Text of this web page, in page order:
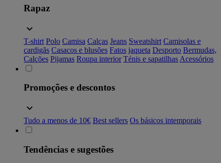
Rapaz
T-shirt Polo Camisa Calças Jeans Sweatshirt Camisolas e
cardigãs Casacos e blusões Fatos jaqueta Desporto Bermudas,
Calções Pijamas Roupa interior Ténis e sapatilhas Acessórios
Promoções e descontos
Tudo a menos de 10€ Best sellers Os básicos intemporais
Tendências e sugestões